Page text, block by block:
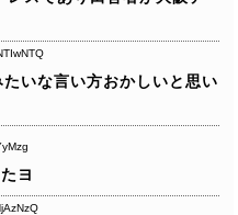
いな言い方おかしいと思い
ヨ